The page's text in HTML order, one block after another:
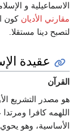
الاسماعيلية و
مقارني الأديان كون
لتصبح دينا مستقلا.
عقيدة
القرآن
هو مصدر التشريع
اللهمه كافرا
الأساسية، وهو